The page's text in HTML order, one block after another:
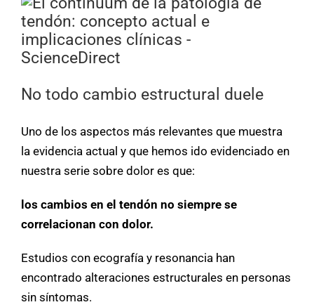
No todo cambio estructural duele
Uno de los aspectos más relevantes que muestra
la evidencia actual y que hemos ido evidenciado en
nuestra serie sobre dolor es que:
los cambios en el tendón no siempre se
correlacionan con dolor.
Estudios con ecografía y resonancia han
encontrado alteraciones estructurales en personas
sin síntomas.